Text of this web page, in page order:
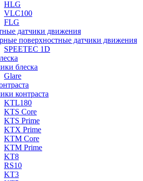
HLG
VLC100
FLG
датчики движения
поверхностные датчики движения
SPEETEC 1D
блеска
Glare
контраста
KTL180
KTS Core
KTS Prime
KTX Prime
KTM Core
KTM Prime
KT8
RS10
KT3